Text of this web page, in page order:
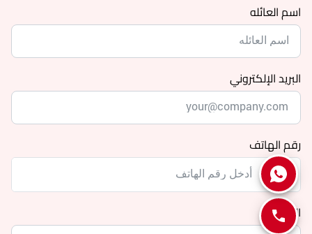
اسم العائله
البريد الإلكتروني
رقم الهاتف
الرساله